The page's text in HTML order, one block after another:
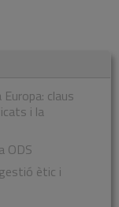
claus
i la
ODS
ètic i